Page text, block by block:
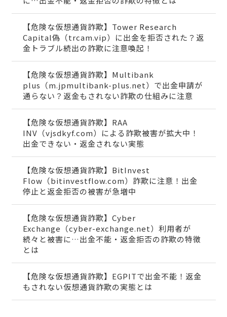
【危険な仮想通貨詐欺】Tower Research
Capital偽（trcam.vip）に出金を拒否された？返
金トラブル続出の詐欺に注意喚起！
【危険な仮想通貨詐欺】Multibank
plus（m.jpmultibank-plus.net）で出金申請が
通らない？返金もされない詐欺の仕組みに注意
【危険な仮想通貨詐欺】RAA
INV（vjsdkyf.com）による詐欺被害が拡大中！
出金できない・返金されない実態
【危険な仮想通貨詐欺】BitInvest
Flow（bitinvestflow.com）詐欺に注意！出金
停止と返金拒否の被害が急増中
【危険な仮想通貨詐欺】Cyber
Exchange（cyber-exchange.net）利用者が
続々と被害に…出金不能・返金拒否の詐欺の特徴
とは
【危険な仮想通貨詐欺】EGPITで出金不能！返金
もされない仮想通貨詐欺の実態とは